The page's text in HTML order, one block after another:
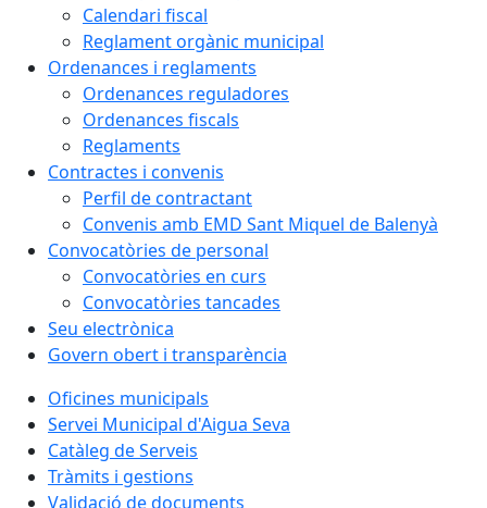
Calendari fiscal
Reglament orgànic municipal
Ordenances i reglaments
Ordenances reguladores
Ordenances fiscals
Reglaments
Contractes i convenis
Perfil de contractant
Convenis amb EMD Sant Miquel de Balenyà
Convocatòries de personal
Convocatòries en curs
Convocatòries tancades
Seu electrònica
Govern obert i transparència
Oficines municipals
Servei Municipal d'Aigua Seva
Catàleg de Serveis
Tràmits i gestions
Validació de documents